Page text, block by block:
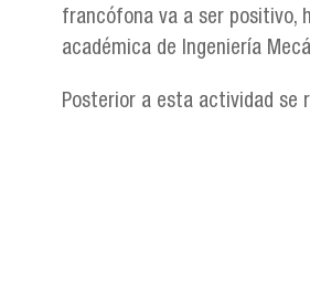
francófona va a ser positivo,
académica de Ingeniería
Posterior a esta actividad se